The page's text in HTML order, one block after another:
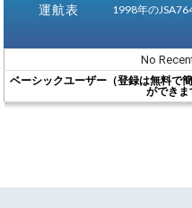
運航表 1998年の
No
ベーシックユーザー（登録は無料で
ができま